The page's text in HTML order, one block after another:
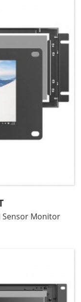
Sensor Monitor